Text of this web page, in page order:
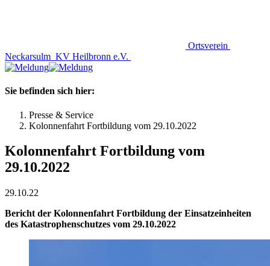
Ortsverein
Neckarsulm KV Heilbronn e.V.
Sie befinden sich hier:
Presse & Service
Kolonnenfahrt Fortbildung vom 29.10.2022
Kolonnenfahrt Fortbildung vom
29.10.2022
29.10.22
Bericht der Kolonnenfahrt Fortbildung der Einsatzeinheiten
des Katastrophenschutzes vom 29.10.2022